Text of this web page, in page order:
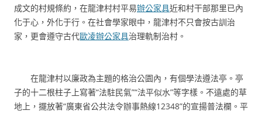
成文的村規條約，在龍津村村平易辦公家具近和村干部那里已內
化于心，外化于行。在社會學家眼中，龍津村不只會按古訓治
家，更會遵守古代歐凌辦公家具治理軌制治村。
在龍津村以廉政為主題的格治公園內，有個學法遵法亭。亭
子的十二根柱子上寫著“法駐民氣”“法平似水”等字樣。不遠處的草
地上，擺放著“廣東省公共法令辦事熱線12348”的宣揚普法欄。平